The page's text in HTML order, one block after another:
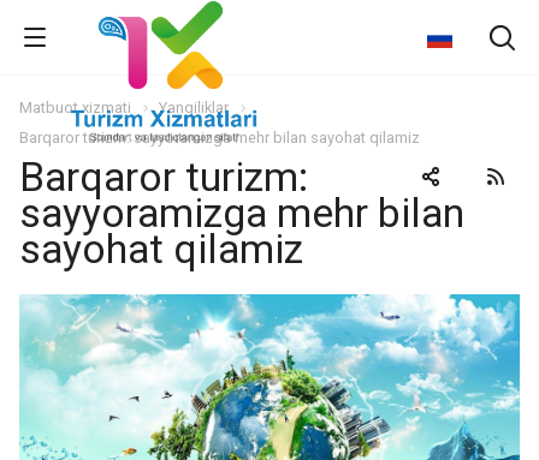
Matbuot xizmati
Yangiliklar
Barqaror turizm: sayyoramizga mehr bilan sayohat qilamiz
Barqaror turizm:
sayyoramizga mehr bilan
sayohat qilamiz